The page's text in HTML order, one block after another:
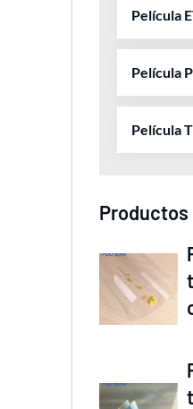
Película
Película
Película
Productos